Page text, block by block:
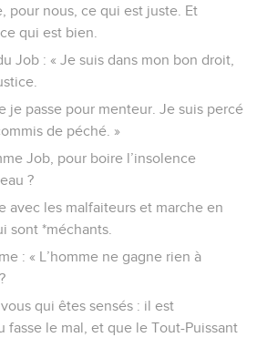
pour nous, ce qui est juste. Et
qui est bien.
Job : « Je suis dans mon bon droit,
je passe pour menteur. Je suis percé
de péché. »
Job, pour boire l’insolence
?
avec les malfaiteurs et marche en
sont *méchants.
: « L’homme ne gagne rien à
qui êtes sensés : il est
fasse le mal, et que le Tout-Puissant